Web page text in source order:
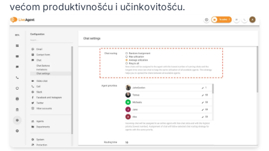
većom produktivnošću i učinkovitošću.